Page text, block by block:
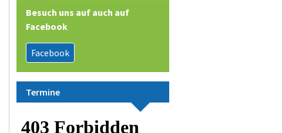
Besuch uns auf auch auf
Facebook
Facebook
Termine